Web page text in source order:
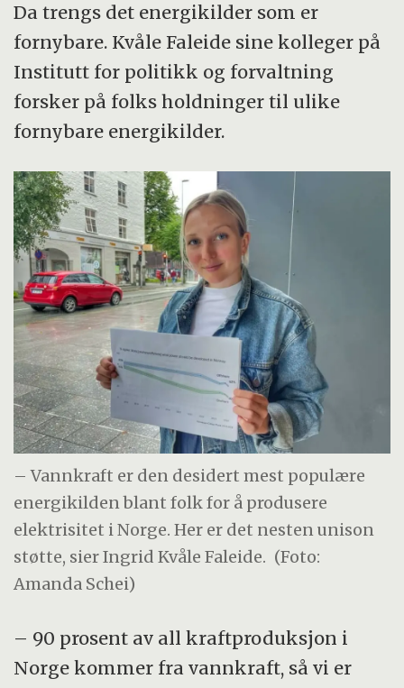
Da trengs det energikilder som er
fornybare. Kvåle Faleide sine kolleger på
Institutt for politikk og forvaltning
forsker på folks holdninger til ulike
fornybare energikilder.
– Vannkraft er den desidert mest populære
energikilden blant folk for å produsere
elektrisitet i Norge. Her er det nesten unison
støtte, sier Ingrid Kvåle Faleide. (Foto:
Amanda Schei)
– 90 prosent av all kraftproduksjon i
Norge kommer fra vannkraft, så vi er